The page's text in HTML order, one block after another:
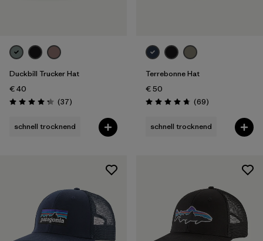
Duckbill Trucker Hat
€ 40
Bewertung: 4.3 / 5
(37Rezensionen
)
schnell trocknend
Terrebonne Hat
€ 50
Bewertung: 4.8 / 5
(69Rezensionen
)
schnell trocknend